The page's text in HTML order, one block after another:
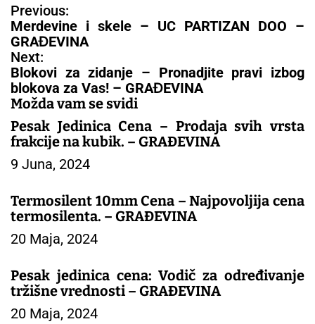
N
a
v
i
g
a
c
i
j
a
č
a
n
a
k
Previous:
Merdevine i skele – UC PARTIZAN DOO –
GRAĐEVINA
Next:
Blokovi za zidanje – Pronadjite pravi izbog
blokova za Vas! – GRAĐEVINA
Možda vam se svidi
Pesak Jedinica Cena – Prodaja svih vrsta
frakcije na kubik. – GRAĐEVINA
9 Juna, 2024
Termosilent 10mm Cena – Najpovoljija cena
termosilenta. – GRAĐEVINA
20 Maja, 2024
Pesak jedinica cena: Vodič za određivanje
tržišne vrednosti – GRAĐEVINA
20 Maja, 2024